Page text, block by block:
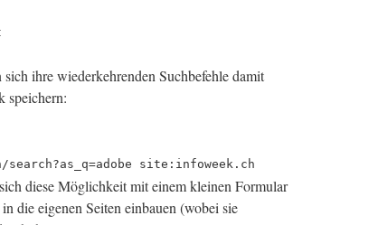
ihre wiederkehrenden Suchbefehle damit
speichern:
site:infoweek.ch
diese Möglichkeit mit einem kleinen Formular
die eigenen Seiten einbauen (wobei sie